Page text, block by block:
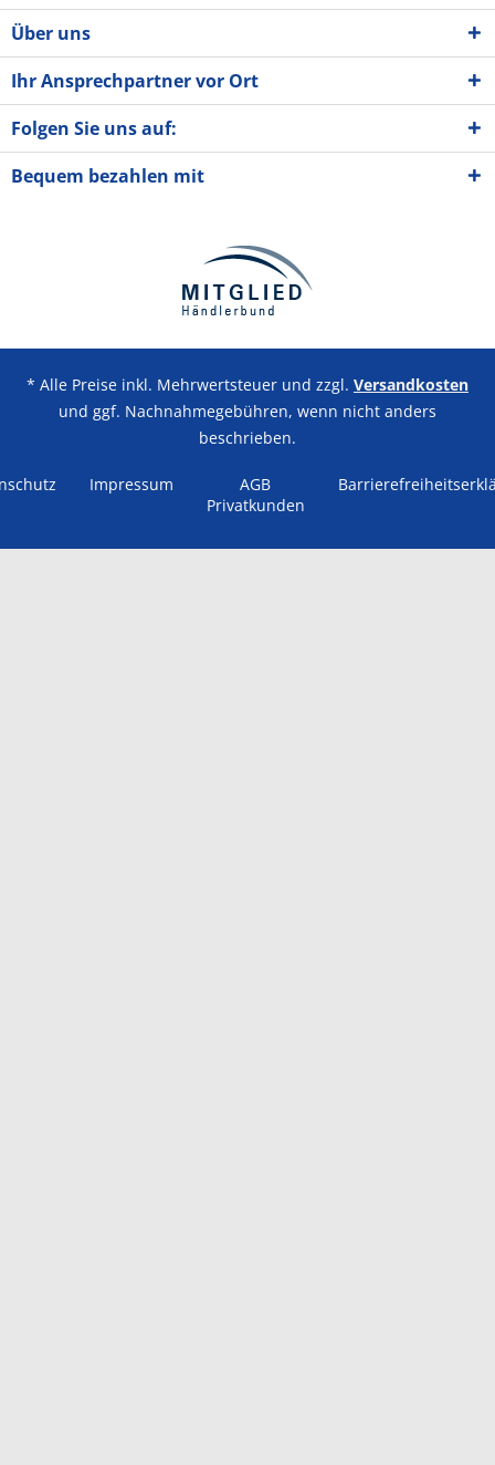
Über uns
Ihr Ansprechpartner vor Ort
Folgen Sie uns auf:
Bequem bezahlen mit
* Alle Preise inkl. Mehrwertsteuer und zzgl. Versandkosten
und ggf. Nachnahmegebühren, wenn nicht anders
beschrieben.
Impressum
AGB
Privatkunden